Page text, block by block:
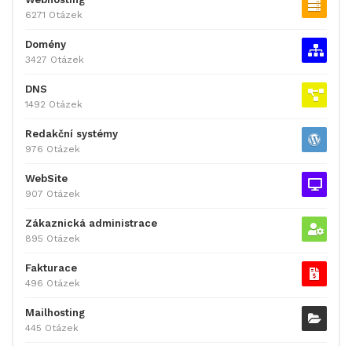
6271 Otázek
Domény
3427 Otázek
DNS
1492 Otázek
Redakční systémy
976 Otázek
WebSite
907 Otázek
Zákaznická administrace
895 Otázek
Fakturace
496 Otázek
Mailhosting
445 Otázek